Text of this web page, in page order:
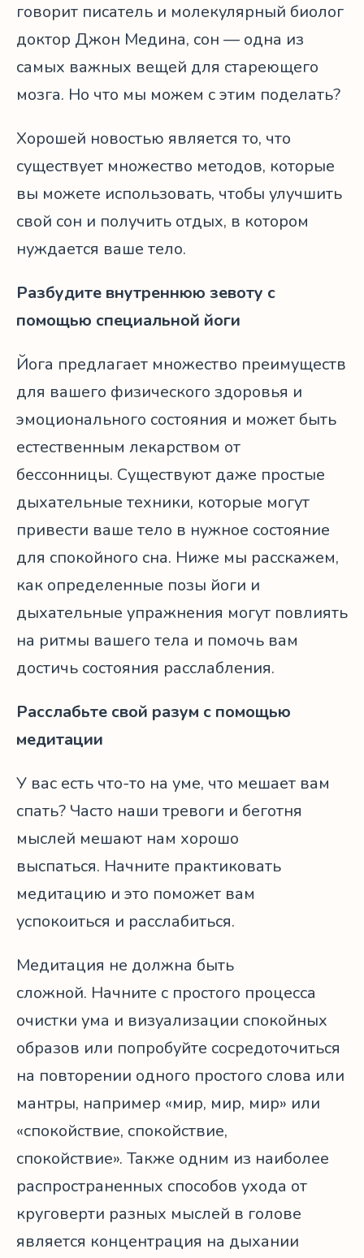
говорит писатель и молекулярный биолог
доктор Джон Медина, сон — одна из
самых важных вещей для стареющего
мозга. Но что мы можем с этим поделать?
Хорошей новостью является то, что
существует множество методов, которые
вы можете использовать, чтобы улучшить
свой сон и получить отдых, в котором
нуждается ваше тело.
Разбудите внутреннюю зевоту с
помощью специальной йоги
Йога предлагает множество преимуществ
для вашего физического здоровья и
эмоционального состояния и может быть
естественным лекарством от
бессонницы. Существуют даже простые
дыхательные техники, которые могут
привести ваше тело в нужное состояние
для спокойного сна. Ниже мы расскажем,
как определенные позы йоги и
дыхательные упражнения могут повлиять
на ритмы вашего тела и помочь вам
достичь состояния расслабления.
Расслабьте свой разум с помощью
медитации
У вас есть что-то на уме, что мешает вам
спать? Часто наши тревоги и беготня
мыслей мешают нам хорошо
выспаться. Начните практиковать
медитацию и это поможет вам
успокоиться и расслабиться.
Медитация не должна быть
сложной. Начните с простого процесса
очистки ума и визуализации спокойных
образов или попробуйте сосредоточиться
на повторении одного простого слова или
мантры, например «мир, мир, мир» или
«спокойствие, спокойствие,
спокойствие». Также одним из наиболее
распространенных способов ухода от
круговерти разных мыслей в голове
является концентрация на дыхании